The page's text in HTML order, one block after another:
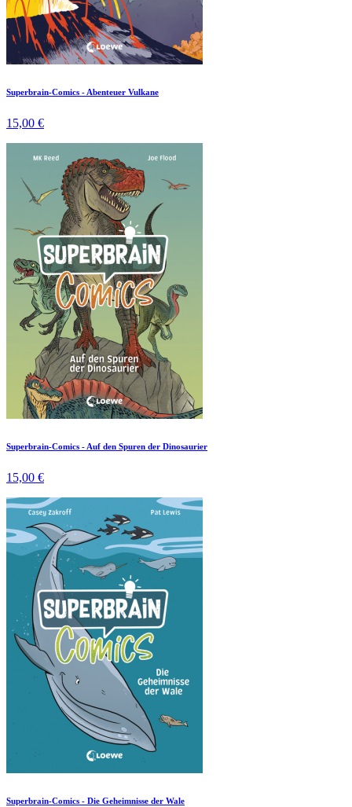
Superbrain-Comics - Abenteuer Vulkane
15,00 €
Superbrain-Comics - Auf den Spuren der Dinosaurier
15,00 €
Superbrain-Comics - Die Geheimnisse der Wale